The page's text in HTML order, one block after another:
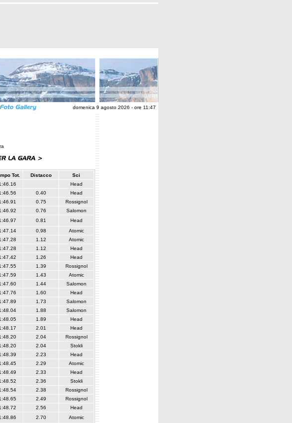
domenica 9 agosto 2026 - ore 11:47
Tot. Distacco
Sci
Head
0.40
Head
0.75
Rossignol
0.76
Salomon
0.81
Head
0.98
Atomic
1.12
Atomic
1.12
Head
1.26
Head
1.39
Rossignol
1.43
Atomic
1.44
Salomon
1.60
Head
1.73
Salomon
1.88
Salomon
1.89
Head
2.01
Head
2.04
Rossignol
2.04
Stokli
2.23
Head
2.29
Atomic
2.33
Head
2.36
Stokli
2.38
Rossignol
2.49
Rossignol
2.56
Head
2.70
Atomic